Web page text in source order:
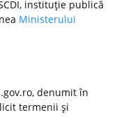
instituţie publică
Ministerului
denumit în
termenii şi